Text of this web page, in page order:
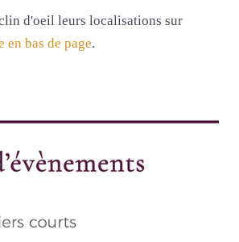
d'oeil leurs localisations sur
bas de page.